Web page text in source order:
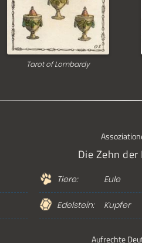
Tarot of Lombardy
Die Zehn der
Tiere: Eule
Edelstein: Kupfer
Aufrechte